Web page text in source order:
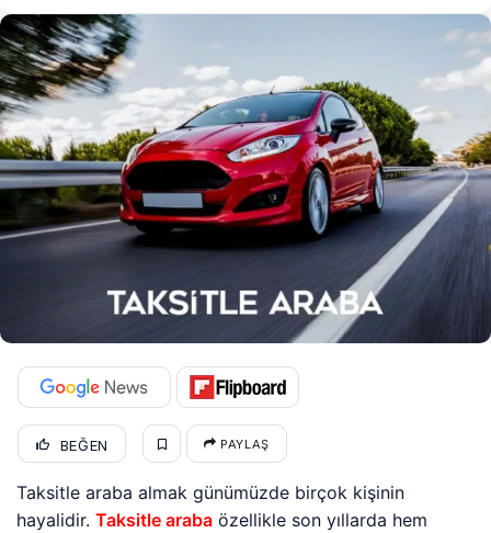
BEĞEN PAYLAŞ
Taksitle araba almak günümüzde birçok kişinin
hayalidir.Taksitle araba özellikle son yıllarda hem